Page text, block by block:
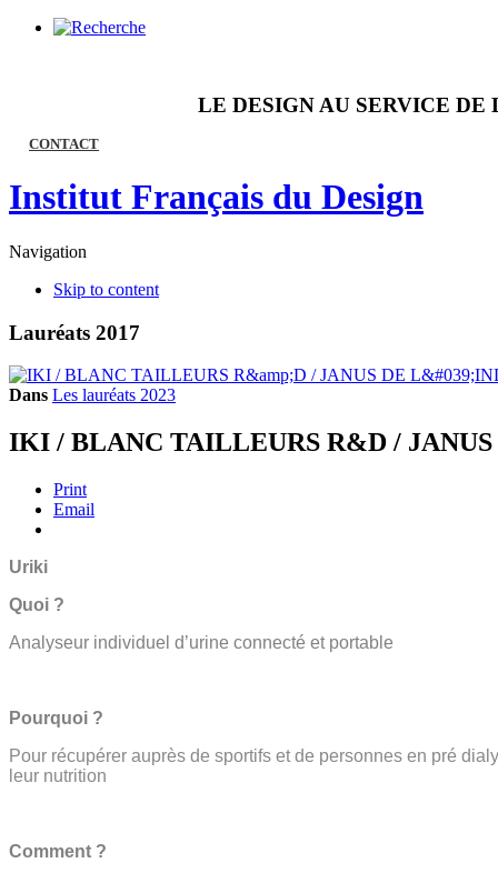
LE DESIGN AU SERVICE
CONTACT
Institut Français du Design
Navigation
Skip to content
Lauréats 2017
Dans Les lauréats 2023
IKI / BLANC TAILLEURS R&D /
Print
Email
Uriki
Quoi ?
Analyseur individuel d’urine connecté et portable
Pourquoi ?
Pour récupérer auprès de sportifs et de personnes en pré
leur nutrition
Comment ?